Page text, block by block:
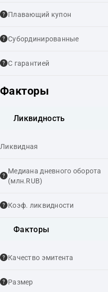
Плавающий купон
Cубординированные
С гарантией
Факторы
Ликвидность
Ликвидная
Медиана дневного оборота
(млн.RUB)
Коэф. ликвидности
Факторы
Качество эмитента
Размер